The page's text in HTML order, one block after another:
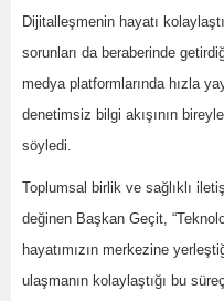
Dijitalleşmenin hayatı
sorunları da beraberinde
medya platformlarında hızla
denetimsiz bilgi akışının
söyledi.
Toplumsal birlik ve sağlıklı
değinen Başkan Geçit,
hayatımızın merkezine
ulaşmanın kolaylaştığı bu